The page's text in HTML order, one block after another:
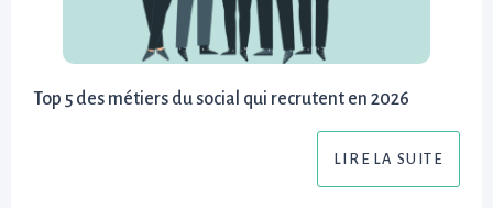
Top 5 des métiers du social qui recrutent en 2026
LIRE LA SUITE